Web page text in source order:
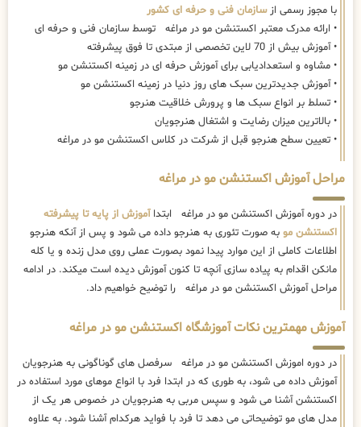
با مجوز رسمی ازسازمان فنی و حرفه ای کشور
• ارائه مدرک معتبر اکستنشن مو در مراغه توسط سازمان فنی و حرفه ای
• آموزش بیش از 70 لاین تخصصی از مبتدی تا فوق پیشرفته
• مشاوه و استعدادیابی برای آموزش حرفه ای در زمینه اکستنشن مو
• آموزش جدیدترین سبک های روز دنیا در زمینه اکستنشن مو
• تسلط بر انواع سبک ها و پرورش خلاقیت هنرجو
• بالاترین میزان رضایت و اشتغال هنرجویان
• تعیین سطح هنرجو قبل از شرکت در کلاس اکستنشن مو در مراغه
مراحل آموزش اکستنشن مو در مراغه
در دوره آموزش اکستنشن مو در مراغه ابتداآموزش از پایه تا پیشرفته
اکستنشن مو به صورت تئوری به هنرجو داده می شود و پس از آنکه هنرجو
اطلاعات کاملی از این موارد پیدا نمود بصورت عملی روی مدل زنده و یا کله
مانکن اقدام به پیاده سازی آنچه تا کنون آموزش دیده است میکند. در ادامه
مراحل آموزش اکستنشن مو در مراغه را توضیح خواهیم داد.
آموزش مهمترین نکات آموزشگاه اکستنشن مو در مراغه
در دوره اموزش اکستنشن مو در مراغه سرفصل های گوناگونی به هنرجویان
آموزش داده می شود، به طوری که در ابتدا فرد با انواع موهای مورد استفاده در
اکستنشن آشنا می شود و سپس مربی به هنرجویان در خصوص هر یک از
مدل های مو توضیحاتی می دهد تا فرد با فواید هرکدام آشنا شود. به علاوه